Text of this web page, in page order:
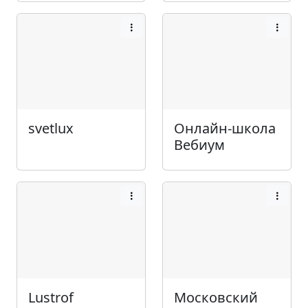
svetlux
Онлайн-школа
Вебиум
Lustrof
Московский